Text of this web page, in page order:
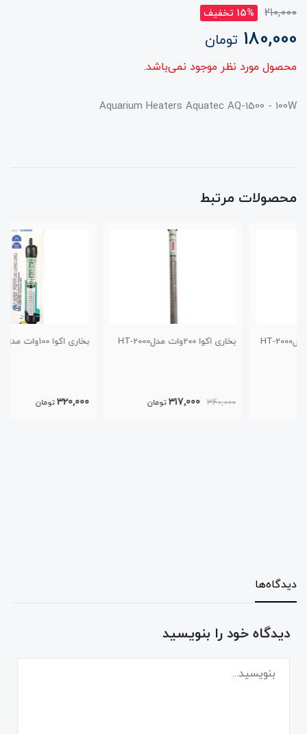
210,000 15% تخفیف
180,000 تومان
محصول مورد نظر موجود نمی‌باشد.
Aquarium Heaters Aquatec AQ-1500 - 100W
محصولات مرتبط
بخاری اکوا 200وات مدلHT-2000
317,000 تومان
بخاری اکوا 100وات مدل HT-2000
تومان
دیدگاه‌ها
دیدگاه خود را بنویسید